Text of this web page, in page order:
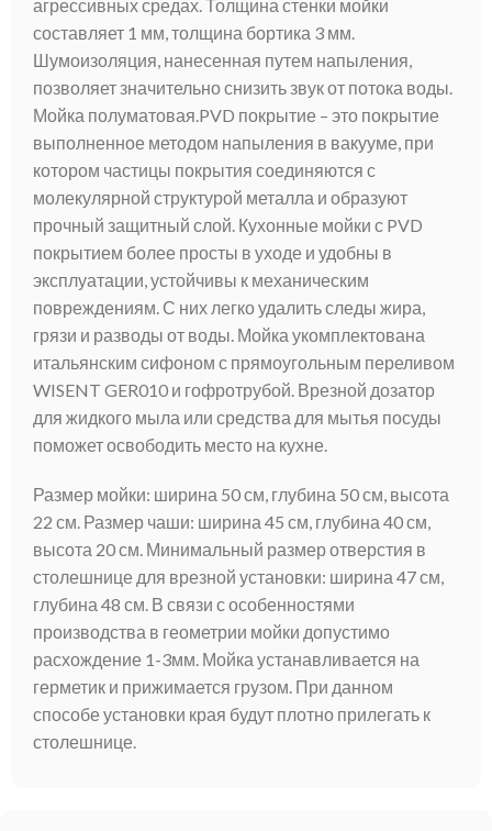
агрессивных средах. Толщина стенки мойки
составляет 1 мм, толщина бортика 3 мм.
Шумоизоляция, нанесенная путем напыления,
позволяет значительно снизить звук от потока воды.
Мойка полуматовая.PVD покрытие – это покрытие
выполненное методом напыления в вакууме, при
котором частицы покрытия соединяются с
молекулярной структурой металла и образуют
прочный защитный слой. Кухонные мойки с PVD
покрытием более просты в уходе и удобны в
эксплуатации, устойчивы к механическим
повреждениям. С них легко удалить следы жира,
грязи и разводы от воды. Мойка укомплектована
итальянским сифоном с прямоугольным переливом
WISENT GER010 и гофротрубой. Врезной дозатор
для жидкого мыла или средства для мытья посуды
поможет освободить место на кухне.
Размер мойки: ширина 50 см, глубина 50 см, высота
22 см. Размер чаши: ширина 45 см, глубина 40 см,
высота 20 см. Минимальный размер отверстия в
столешнице для врезной установки: ширина 47 см,
глубина 48 см. В связи с особенностями
производства в геометрии мойки допустимо
расхождение 1-3мм. Мойка устанавливается на
герметик и прижимается грузом. При данном
способе установки края будут плотно прилегать к
столешнице.